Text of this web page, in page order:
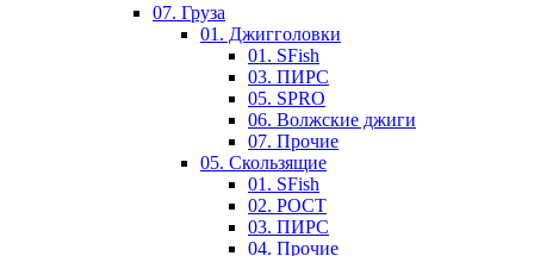
07. Груза
01. Джигголовки
01. SFish
03. ПИРС
05. SPRO
06. Волжские джиги
07. Прочие
05. Скользящие
01. SFish
02. РОСТ
03. ПИРС
04. Прочие